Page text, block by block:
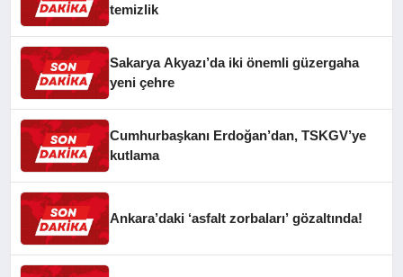
temizlik
Sakarya Akyazı’da iki önemli güzergaha
yeni çehre
Cumhurbaşkanı Erdoğan’dan, TSKGV’ye
kutlama
Ankara’daki ‘asfalt zorbaları’ gözaltında!